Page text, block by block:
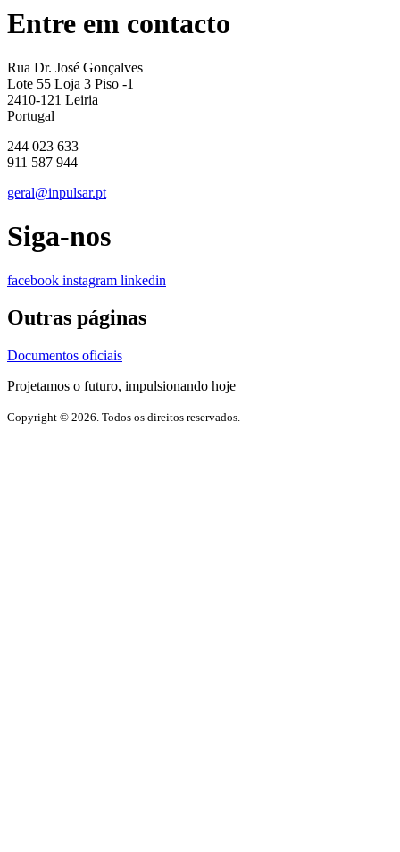
Entre em contacto
Rua Dr. José Gonçalves
Lote 55 Loja 3 Piso -1
2410-121 Leiria
Portugal
244 023 633
911 587 944
geral@inpulsar.pt
Siga-nos
facebook instagram linkedin
Outras páginas
Documentos oficiais
Projetamos o futuro, impulsionando hoje
Copyright © 2026. Todos os direitos reservados.